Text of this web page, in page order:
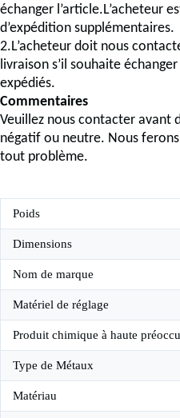
échanger l’article.L’acheteur
d’expédition supplémentaires.
2.L’acheteur doit nous
livraison s’il souhaite
expédiés.
Commentaires
Veuillez nous contacter avant
négatif ou neutre. Nous
tout problème.
Poids
Dimensions
Nom de marque
Matériel de réglage
Produit chimique à haute
Type de Métaux
Matériau